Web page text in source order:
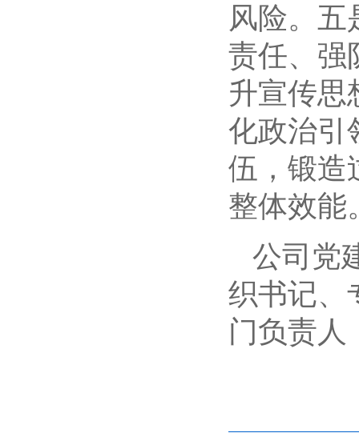
风险。五
责任、强
升宣传思
化政治引
伍，锻造
整体效能
公司党
织书记、
门负责人